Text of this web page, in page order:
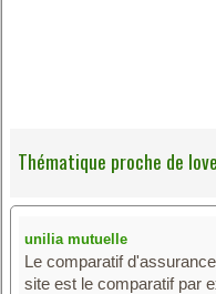
Thématique proche de
unilia mutuelle
Le comparatif
site est le comparatif par